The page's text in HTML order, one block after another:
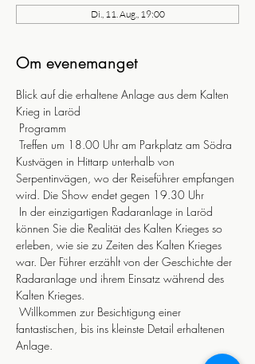
Di., 11. Aug., 19:00
Om evenemanget
Blick auf die erhaltene Anlage aus dem Kalten
Krieg in Laröd
Programm
Kustvägen in Hittarp unterhalb von
Serpentinvägen, wo der Reiseführer empfangen
wird. Die Show endet gegen 19.30 Uhr
können Sie die Realität des Kalten Krieges so
erleben, wie sie zu Zeiten des Kalten Krieges
war. Der Führer erzählt von der Geschichte der
Radaranlage und ihrem Einsatz während des
Kalten Krieges.
fantastischen, bis ins kleinste Detail erhaltenen
Anlage.